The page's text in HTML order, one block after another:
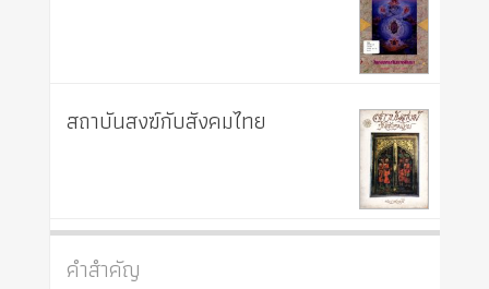
สถาบันสงฆ์กับสังคมไทย
คำสำคัญ